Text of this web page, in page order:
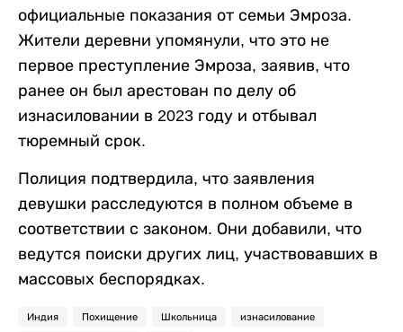
официальные показания от семьи Эмроза.
Жители деревни упомянули, что это не
первое преступление Эмроза, заявив, что
ранее он был арестован по делу об
изнасиловании в 2023 году и отбывал
тюремный срок.
Полиция подтвердила, что заявления
девушки расследуются в полном объеме в
соответствии с законом. Они добавили, что
ведутся поиски других лиц, участвовавших в
массовых беспорядках.
Индия Похищение Школьница изнасилование